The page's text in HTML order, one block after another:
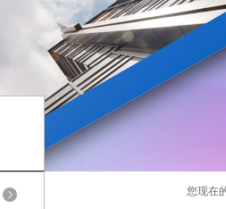
您现在